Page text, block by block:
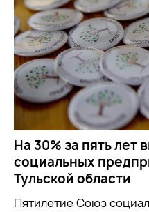
На 30% за пять лет
социальных
Тульской области
Пятилетие Союз